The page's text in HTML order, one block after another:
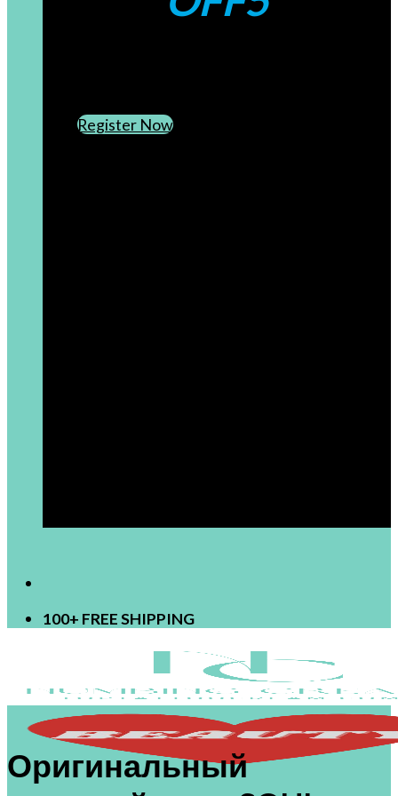
Register Now
100+ FREE SHIPPING
Оригинальный